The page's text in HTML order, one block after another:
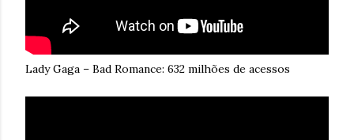
Lady Gaga – Bad Romance: 632 milhões de acessos